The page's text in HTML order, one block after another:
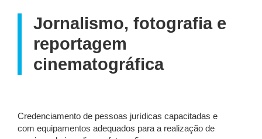
Jornalismo, fotografia e
reportagem
cinematográfica
Credenciamento de pessoas jurídicas capacitadas e
com equipamentos adequados para a realização de